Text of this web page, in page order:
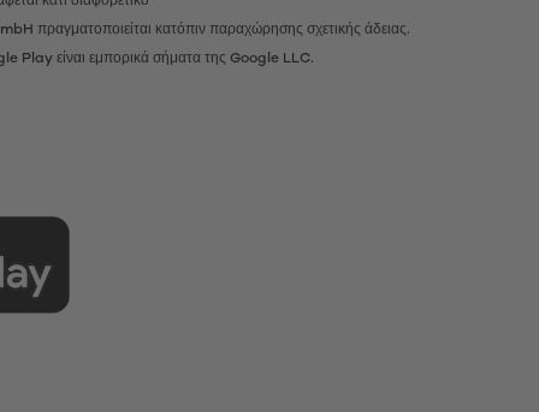
πραγματοποιείται κατόπιν παραχώρησης σχετικής άδειας.
Play είναι εμπορικά σήματα της Google LLC.